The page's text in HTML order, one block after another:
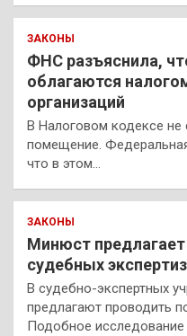
ЗАКОНЫ
ФНС разъяснила,
облагаются
организаций
В Налоговом кодексе не
помещение.
что в этом…
ЗАКОНЫ
Минюст
судебных
В судебно-экспертных
предлагают проводить
Подобное исследование